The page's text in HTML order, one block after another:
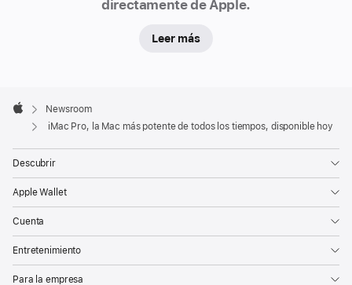
directamente de Apple.
Leer más
Footer

Apple
Newsroom
iMac Pro, la Mac más potente de todos los tiempos, disponible hoy
Descubrir
Apple Wallet
Cuenta
Entretenimiento
Para la empresa